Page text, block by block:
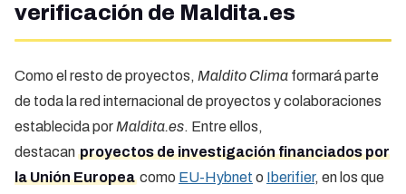
verificación de Maldita.es
Como el resto de proyectos, Maldito Clima formará parte
de toda la red internacional de proyectos y colaboraciones
establecida por Maldita.es. Entre ellos,
destacan proyectos de investigación financiados por
la Unión Europea como EU-Hybnet o Iberifier, en los que